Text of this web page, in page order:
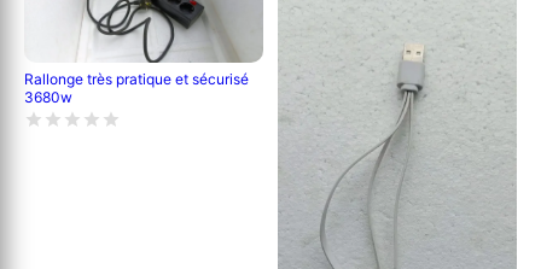
Rallonge très pratique et sécurisé
3680w